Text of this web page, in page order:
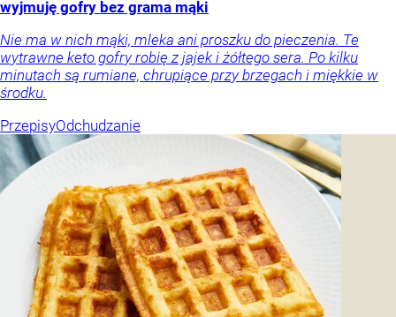
wyjmuję gofry bez grama mąki
Nie ma w nich mąki, mleka ani proszku do pieczenia. Te
wytrawne keto gofry robię z jajek i żółtego sera. Po kilku
minutach są rumiane, chrupiące przy brzegach i miękkie w
środku.
PrzepisyOdchudzanie